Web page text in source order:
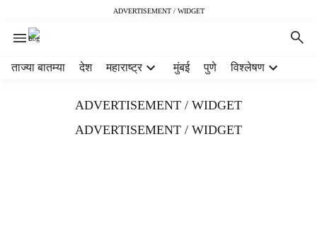
ADVERTISEMENT / WIDGET
ताज्या बातम्या देश महाराष्ट्र मुंबई पुणे विश्लेषण
ADVERTISEMENT / WIDGET
ADVERTISEMENT / WIDGET